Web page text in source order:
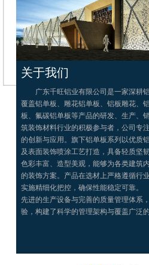
关于我们
广东千旺铝业有限公司是一家深耕铝
覆盖铝单板、雕花铝单板、铝板雕花、
板、氟碳铝单板等产品的研发、生产
筑装饰材料行业的积极参与者，公司专
的创新与应用。旗下铝单板系列以优质
及表面装饰喷涂工艺打造，具备轻质坚
色彩丰富、造型美观，能够为各类建筑
的装饰方案。产品在选材上严格遵循行
实施精细化把控，确保性能稳定可靠
先进的生产设备与完善的质量管理体系
验，构建了科学的管理架构与覆盖广泛